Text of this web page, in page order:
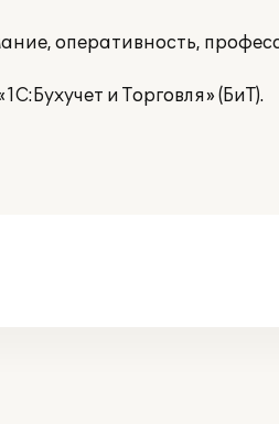
оперативность,
и Торговля» (БиТ).